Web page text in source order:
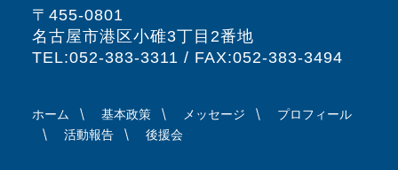
〒455-0801
名古屋市港区小碓3丁目2番地
TEL:052-383-3311 / FAX:052-383-3494
ホーム 基本政策 メッセージ
プロフィール
活動報告
後援会